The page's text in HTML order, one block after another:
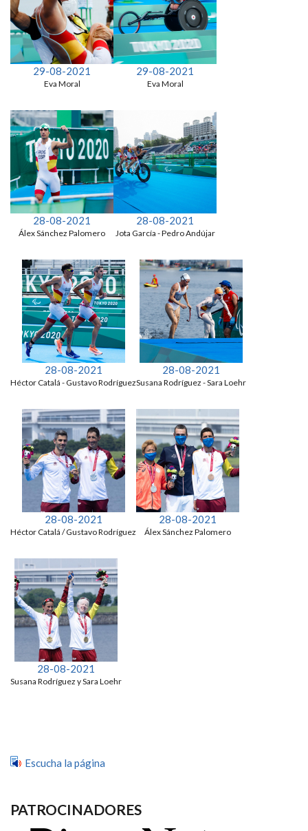
29-08-2021
Eva Moral
29-08-2021
Eva Moral
28-08-2021
Álex Sánchez Palomero
28-08-2021
Jota García - Pedro Andújar
28-08-2021
Héctor Catalá - Gustavo Rodríguez
28-08-2021
Susana Rodríguez - Sara Loehr
28-08-2021
Héctor Catalá / Gustavo Rodríguez
28-08-2021
Álex Sánchez Palomero
28-08-2021
Susana Rodríguez y Sara Loehr
Escucha la página
PATROCINADORES